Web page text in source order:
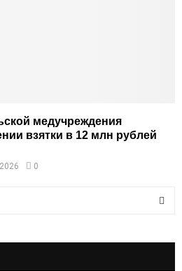
медучреждения
взятки в 12 млн рублей
0